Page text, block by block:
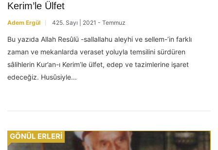
Kerim’le Ülfet
Adem Ergül 425. Sayı | 2021 - Temmuz
Bu yazıda Allah Resûlü -sallallahu aleyhi ve sellem-’in farklı
zaman ve mekanlarda veraset yoluyla temsilini sürdüren
sâlihlerin Kur’an-ı Kerim’le ülfet, edep ve tazimlerine işaret
edeceğiz. Husûsiyle...
GÖNÜL ERLERİ